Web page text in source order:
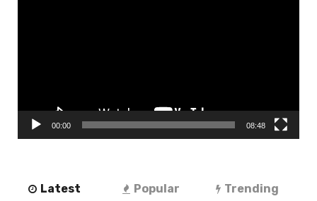
00:00 08:48
Latest Popular Trending